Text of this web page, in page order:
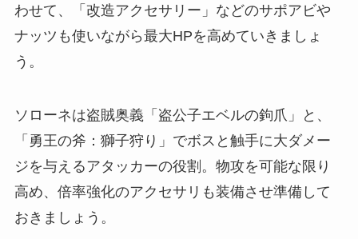
わせて、「改造アクセサリー」などのサポアビや
ナッツも使いながら最大HPを高めていきましょ
う。
ソローネは盗賊奥義「盗公子エベルの鉤爪」と、
「勇王の斧：獅子狩り」でボスと触手に大ダメー
ジを与えるアタッカーの役割。物攻を可能な限り
高め、倍率強化のアクセサリも装備させ準備して
おきましょう。